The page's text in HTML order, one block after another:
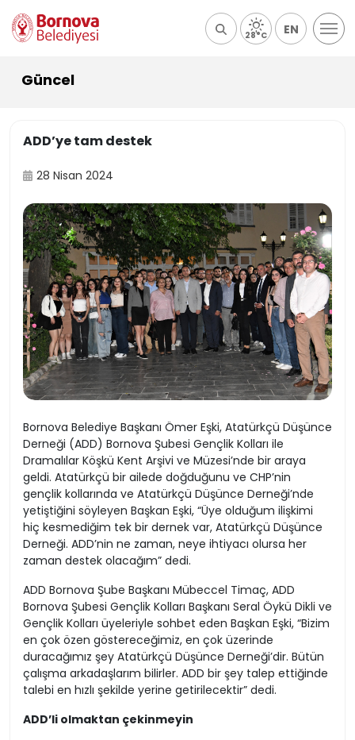
28°C EN
Güncel
ADD’ye tam destek
28 Nisan 2024
Bornova Belediye Başkanı Ömer Eşki, Atatürkçü Düşünce
Derneği (ADD) Bornova Şubesi Gençlik Kolları ile
Dramalılar Köşkü Kent Arşivi ve Müzesi’nde bir araya
geldi. Atatürkçü bir ailede doğduğunu ve CHP’nin
gençlik kollarında ve Atatürkçü Düşünce Derneği’nde
yetiştiğini söyleyen Başkan Eşki, “Üye olduğum ilişkimi
hiç kesmediğim tek bir dernek var, Atatürkçü Düşünce
Derneği. ADD’nin ne zaman, neye ihtiyacı olursa her
zaman destek olacağım” dedi.
ADD Bornova Şube Başkanı Mübeccel Timaç, ADD
Bornova Şubesi Gençlik Kolları Başkanı Seral Öykü Dikli ve
Gençlik Kolları üyeleriyle sohbet eden Başkan Eşki, “Bizim
en çok özen göstereceğimiz, en çok üzerinde
duracağımız şey Atatürkçü Düşünce Derneği’dir. Bütün
çalışma arkadaşlarım bilirler. ADD bir şey talep ettiğinde
talebi en hızlı şekilde yerine getirilecektir” dedi.
ADD’li olmaktan çekinmeyin